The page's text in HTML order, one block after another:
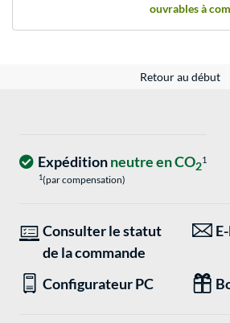
ouvrables à
Retour au début
Expéditionneutre en CO21
1(par compensation)
Consulter le statut
de la commande
Configurateur PC